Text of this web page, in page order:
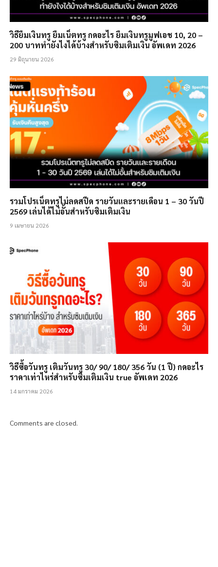
วิธียืมเงินทรู ยืมเน็ตทรู กดอะไร ยืมเงินทรูมูฟเอช 10, 20 –
200 บาททำยังไงได้บ้างสำหรับซิมเติมเงิน อัพเดท 2026
29 มิถุนายน 2026
รวมโปรเน็ตทรูไม่ลดสปีด รายวันและรายเดือน 1 – 30 วันปี
2569 เล่นได้ไม่อั้นสำหรับซิมเติมเงิน
9 เมษายน 2026
วิธีซื้อวันทรู เติมวันทรู 30/ 90/ 180/ 356 วัน (1 ปี) กดอะไร
ราคาเท่าไหร่สำหรับซิมเติมเงิน true อัพเดท 2026
14 มกราคม 2026
Comments are closed.